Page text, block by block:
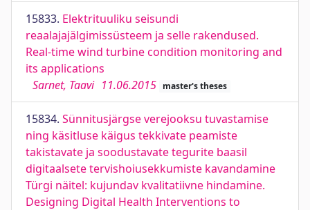
15833. Elektrituuliku seisundi
reaalajajälgimissüsteem ja selle rakendused.
Real-time wind turbine condition monitoring and
its applications
Sarnet, Taavi 11.06.2015 master's theses
15834. Sünnitusjärgse verejooksu tuvastamise
ning käsitluse käigus tekkivate peamiste
takistavate ja soodustavate tegurite baasil
digitaalsete tervishoiusekkumiste kavandamine
Türgi näitel: kujundav kvalitatiivne hindamine.
Designing Digital Health Interventions to